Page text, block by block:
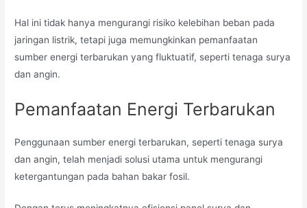
Hal ini tidak hanya mengurangi risiko kelebihan beban pada
jaringan listrik, tetapi juga memungkinkan pemanfaatan
sumber energi terbarukan yang fluktuatif, seperti tenaga surya
dan angin.
Pemanfaatan Energi Terbarukan
Penggunaan sumber energi terbarukan, seperti tenaga surya
dan angin, telah menjadi solusi utama untuk mengurangi
ketergantungan pada bahan bakar fosil.